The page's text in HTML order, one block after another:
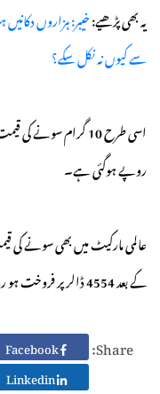
یہ بھی پڑھیے:خیبر: ہزاروں
سے کیوں نہ نکل سکے؟
روپے ہوگئی ہے۔
کے بعد 4554 ڈالر پر فروخت ہو رہا ہے۔
Share:
Linkedin